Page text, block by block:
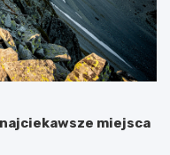
miejsca